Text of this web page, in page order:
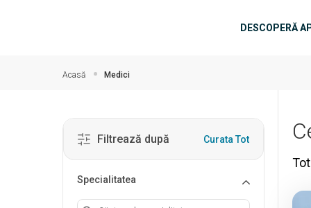
DESCOPERĂ
Acasă Medici
Filtrează după Curata Tot
Specialitatea